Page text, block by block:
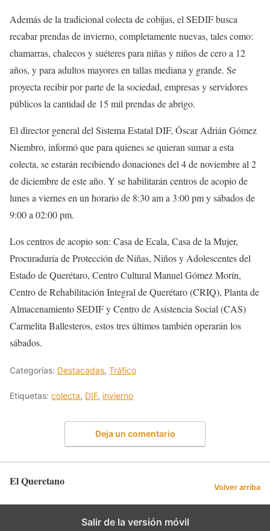
Además de la tradicional colecta de cobijas, el SEDIF busca
recabar prendas de invierno, completamente nuevas, tales como:
chamarras, chalecos y suéteres para niñas y niños de cero a 12
años, y para adultos mayores en tallas mediana y grande. Se
proyecta recibir por parte de la sociedad, empresas y servidores
públicos la cantidad de 15 mil prendas de abrigo.
El director general del Sistema Estatal DIF, Óscar Adrián Gómez
Niembro, informó que para quienes se quieran sumar a esta
colecta, se estarán recibiendo donaciones del 4 de noviembre al 2
de diciembre de este año. Y se habilitarán centros de acopio de
lunes a viernes en un horario de 8:30 am a 3:00 pm y sábados de
9:00 a 02:00 pm.
Los centros de acopio son: Casa de Ecala, Casa de la Mujer,
Procuraduría de Protección de Niñas, Niños y Adolescentes del
Estado de Querétaro, Centro Cultural Manuel Gómez Morín,
Centro de Rehabilitación Integral de Querétaro (CRIQ), Planta de
Almacenamiento SEDIF y Centro de Asistencia Social (CAS)
Carmelita Ballesteros, estos tres últimos también operarán los
sábados.
Categorías: Destacadas, Tráfico
Etiquetas: colecta, DIF, invierno
Deja un comentario
El Queretano Volver arriba
Salir de la versión móvil